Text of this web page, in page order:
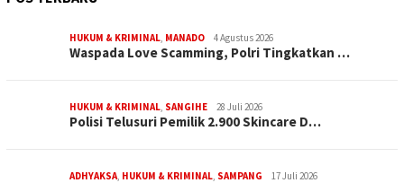
HUKUM & KRIMINAL, MANADO 4 Agustus 2026
Waspada Love Scamming, Polri Tingkatkan …
HUKUM & KRIMINAL, SANGIHE 28 Juli 2026
Polisi Telusuri Pemilik 2.900 Skincare D…
ADHYAKSA, HUKUM & KRIMINAL, SAMPANG 17 Juli 2026